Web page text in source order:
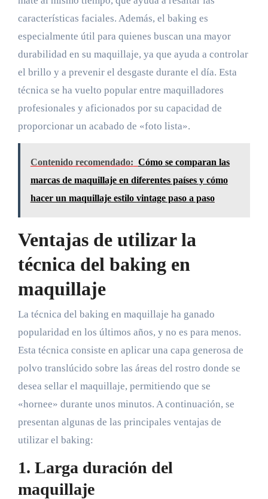
características faciales. Además, el baking es
especialmente útil para quienes buscan una mayor
durabilidad en su maquillaje, ya que ayuda a controlar
el brillo y a prevenir el desgaste durante el día. Esta
técnica se ha vuelto popular entre maquilladores
profesionales y aficionados por su capacidad de
proporcionar un acabado de «foto lista».
Contenido recomendado: Cómo se comparan las
marcas de maquillaje en diferentes países y cómo
hacer un maquillaje estilo vintage paso a paso
Ventajas de utilizar la
técnica del baking en
maquillaje
La técnica del baking en maquillaje ha ganado
popularidad en los últimos años, y no es para menos.
Esta técnica consiste en aplicar una capa generosa de
polvo translúcido sobre las áreas del rostro donde se
desea sellar el maquillaje, permitiendo que se
«hornee» durante unos minutos. A continuación, se
presentan algunas de las principales ventajas de
utilizar el baking:
1. Larga duración del
maquillaje